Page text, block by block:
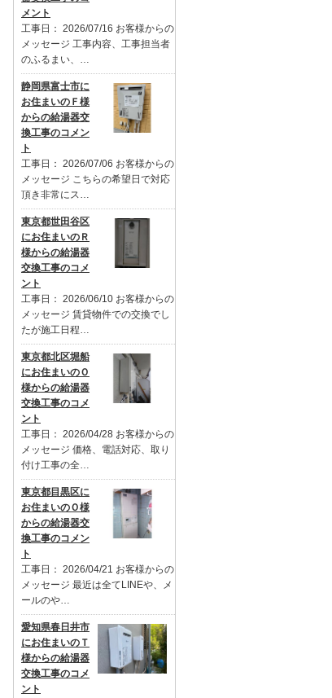
メント
工事日： 2026/07/16 お客様からの
メッセージ 工事内容、工事担当者
のふるまい、…
静岡県富士市に
お住まいのＦ様
からの給湯器交
換工事のコメン
ト
工事日： 2026/07/06 お客様からの
メッセージ こちらの希望日で対応
頂き非常にス…
東京都世田谷区
にお住まいのＲ
様からの給湯器
交換工事のコメ
ント
工事日： 2026/06/10 お客様からの
メッセージ 賃貸物件での交換でし
たが施工日程…
東京都北区堀船
にお住まいのＯ
様からの給湯器
交換工事のコメ
ント
工事日： 2026/04/28 お客様からの
メッセージ 価格、電話対応、取り
付け工事の全…
東京都目黒区に
お住まいのＯ様
からの給湯器交
換工事のコメン
ト
工事日： 2026/04/21 お客様からの
メッセージ 最近は全てLINEや、メ
ールのや…
愛知県春日井市
にお住まいのＴ
様からの給湯器
交換工事のコメ
ント